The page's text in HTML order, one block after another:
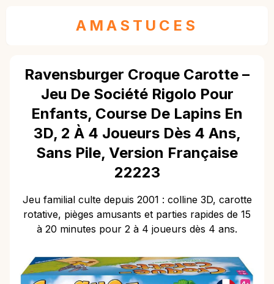
AMASTUCES
Ravensburger Croque Carotte –
Jeu De Société Rigolo Pour
Enfants, Course De Lapins En
3D, 2 À 4 Joueurs Dès 4 Ans,
Sans Pile, Version Française
22223
Jeu familial culte depuis 2001 : colline 3D, carotte
rotative, pièges amusants et parties rapides de 15
à 20 minutes pour 2 à 4 joueurs dès 4 ans.